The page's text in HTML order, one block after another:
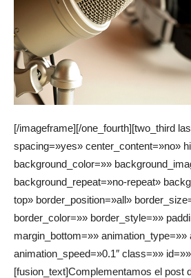
[/imageframe][/one_fourth][two_third
spacing=»yes» center_content=»no»
background_color=»»
background_repeat=»no-repeat»
top» border_position=»all»
border_color=»» border_style=»»
margin_bottom=»»
animation_speed=»0.1″ class=»»
[fusion_text]Complementamos el post